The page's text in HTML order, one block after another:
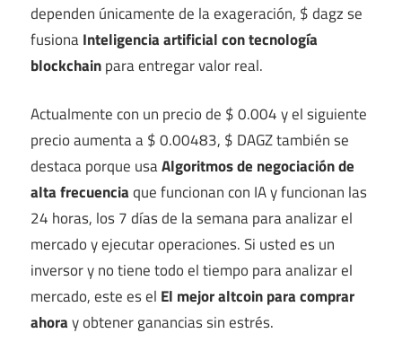
dependen únicamente de la exageración, $ dagz se
fusionaInteligencia artificial con tecnología
blockchainpara entregar valor real.
Actualmente con un precio de $ 0.004 y el siguiente
precio aumenta a $ 0.00483, $ DAGZ también se
destaca porque usaAlgoritmos de negociación de
alta frecuenciaque funcionan con IA y funcionan las
24 horas, los 7 días de la semana para analizar el
mercado y ejecutar operaciones. Si usted es un
inversor y no tiene todo el tiempo para analizar el
mercado, este es el El mejor altcoin para comprar
ahoray obtener ganancias sin estrés.